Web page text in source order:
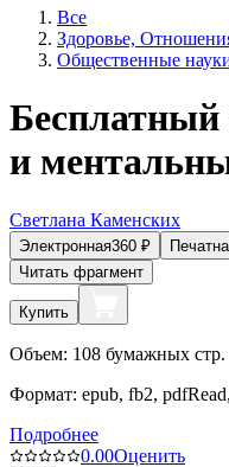
Все
Здоровье,
Общественные
Бесплатный
и
Светлана Каменских
Электронная360 ₽
Читать фрагмент
Купить
Объем: 108 бумажных стр.
Формат: epub, fb2,
Подробнее
0.00Оценить